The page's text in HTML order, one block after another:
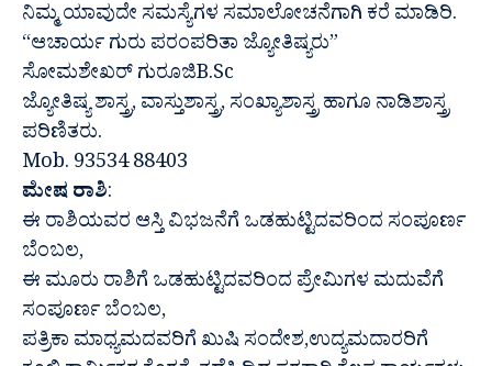
ನಿಮ್ಮ ಯಾವುದೇ ಸಮಸ್ಯೆಗಳ ಸಮಾಲೋಚನೆಗಾಗಿ ಕರೆ ಮಾಡಿರಿ.
“ಆಚಾರ್ಯ ಗುರು ಪರಂಪರಿತಾ ಜ್ಯೋತಿಷ್ಯರು”
ಸೋಮಶೇಖರ್ ಗುರೂಜಿB.Sc
ಜ್ಯೋತಿಷ್ಯ ಶಾಸ್ತ್ರ, ವಾಸ್ತುಶಾಸ್ತ್ರ, ಸಂಖ್ಯಾಶಾಸ್ತ್ರ ಹಾಗೂ ನಾಡಿಶಾಸ್ತ್ರ
ಪರಿಣಿತರು.
Mob. 93534 88403
ಮೇಷ ರಾಶಿ:
ಈ ರಾಶಿಯವರ ಆಸ್ತಿ ವಿಭಜನೆಗೆ ಒಡಹುಟ್ಟಿದವರಿಂದ ಸಂಪೂರ್ಣ
ಬೆಂಬಲ,
ಈ ಮೂರು ರಾಶಿಗೆ ಒಡಹುಟ್ಟಿದವರಿಂದ ಪ್ರೇಮಿಗಳ ಮದುವೆಗೆ
ಸಂಪೂರ್ಣ ಬೆಂಬಲ,
ಪತ್ರಿಕಾ ಮಾಧ್ಯಮದವರಿಗೆ ಖುಷಿ ಸಂದೇಶ,ಉದ್ಯಮದಾರರಿಗೆ